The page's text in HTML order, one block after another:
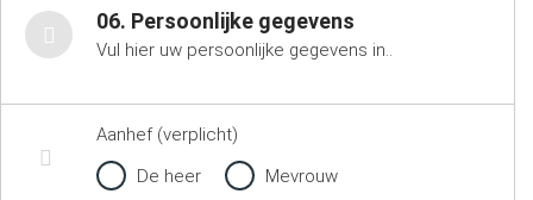
06. Persoonlijke gegevens
Vul hier uw persoonlijke gegevens in..
Aanhef (verplicht)
De heer
Mevrouw